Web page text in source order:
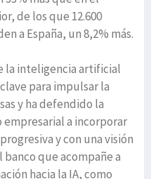
de los que 12.600
a España, un 8,2% más.
la inteligencia artificial
para impulsar la
y ha defendido la
a incorporar
y con una visión
que acompañe a
hacia la IA, como